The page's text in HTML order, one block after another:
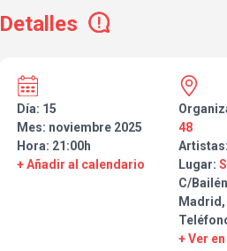
Detalles
Día: 15
Mes: noviembre 2025
Hora: 21:00h
+ Añadir al calendario
48
Artistas:
Lugar:
C/
Madrid,
+ Ver